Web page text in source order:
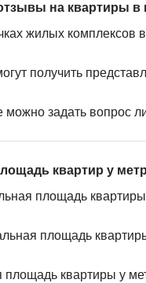
на квартиры в
жилых комплексов
получить
можно задать вопрос
квартир у
площадь
площадь
площадь квартиры у